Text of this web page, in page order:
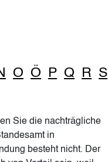
O Ö P Q R S
Sie die nachträgliche
in
besteht nicht. Der